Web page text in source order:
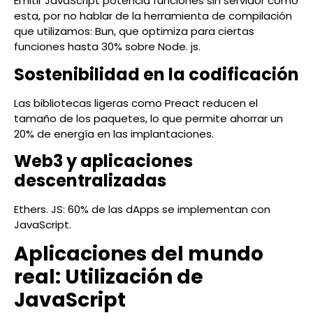
esta, por no hablar de la herramienta de compilación
que utilizamos: Bun, que optimiza para ciertas
funciones hasta 30% sobre Node. js.
Sostenibilidad en la codificación
Las bibliotecas ligeras como Preact reducen el
tamaño de los paquetes, lo que permite ahorrar un
20% de energía en las implantaciones.
Web3 y aplicaciones
descentralizadas
Ethers. JS: 60% de las dApps se implementan con
JavaScript.
Aplicaciones del mundo
real: Utilización de
JavaScript